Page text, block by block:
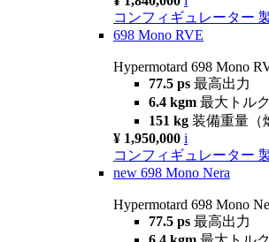
コンフィギュレーター
698 Mono RVE
Hypermotard 698 Mono
77.5 ps 最高出力
6.4 kgm 最大トルク
151 kg 装備重量（
¥ 1,950,000 i
コンフィギュレーター
new 698 Mono Nera
Hypermotard 698 Mono
77.5 ps 最高出力